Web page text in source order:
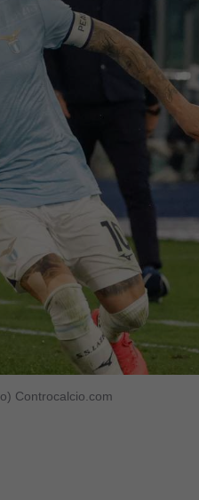
Controcalcio.com